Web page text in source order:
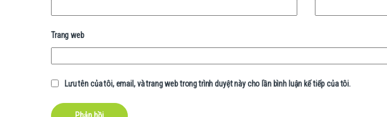
Trang web
Lưu tên của tôi, email, và trang web trong trình duyệt này cho lần bình luận kế tiếp của tôi.